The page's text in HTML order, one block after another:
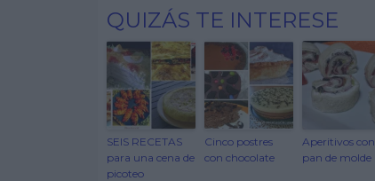
QUIZÁS TE INTERESE
SEIS RECETAS
para una cena de
picoteo
Cinco postres
con chocolate
Aperitivos con
pan de molde